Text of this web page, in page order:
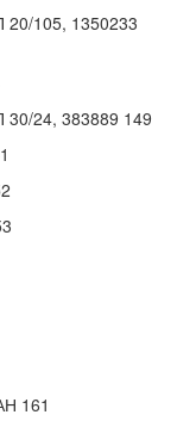
105, 1350233
24, 383889 149
161